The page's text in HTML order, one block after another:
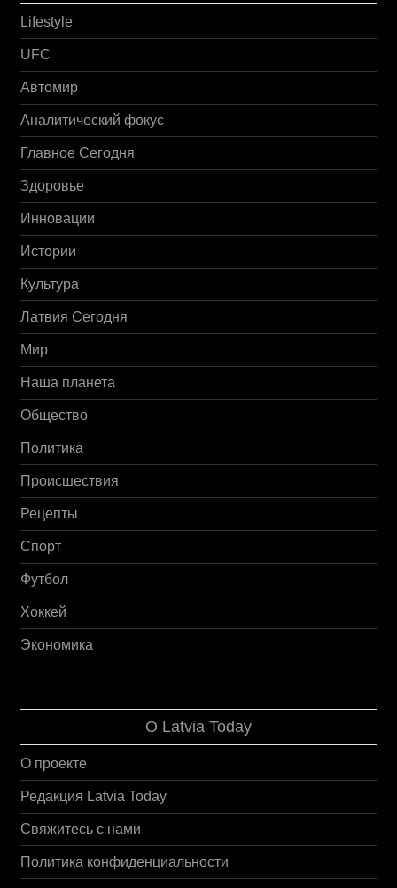
Lifestyle
UFC
Автомир
Аналитический фокус
Главное Сегодня
Здоровье
Инновации
Истории
Культура
Латвия Сегодня
Мир
Наша планета
Общество
Политика
Происшествия
Рецепты
Спорт
Футбол
Хоккей
Экономика
О Latvia Today
О проекте
Редакция Latvia Today
Свяжитесь с нами
Политика конфиденциальности